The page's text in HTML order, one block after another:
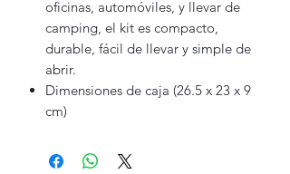
oficinas, automóviles, y llevar de
camping, el kit es compacto,
durable, fácil de llevar y simple de
abrir.
Dimensiones de caja (26.5 x 23 x 9
cm)